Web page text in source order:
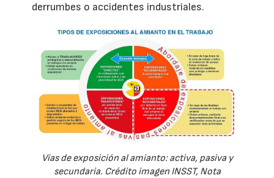
derrumbes o accidentes industriales.
Vías de exposición al amianto: activa, pasiva y
secundaria. Crédito imagen INSST, Nota